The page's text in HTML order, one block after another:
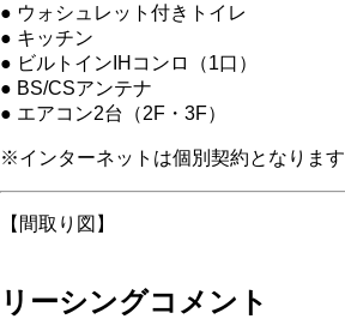
● ウォシュレット付きトイレ
● キッチン
● ビルトインIHコンロ（1口）
● BS/CSアンテナ
● エアコン2台（2F・3F）
※インターネットは個別契約となります
【間取り図】
リーシングコメント